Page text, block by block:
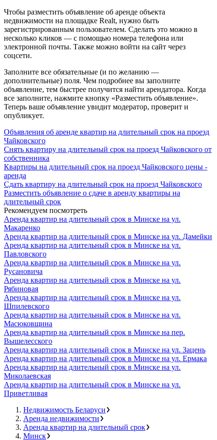
Чтобы разместить объявление об аренде объекта
недвижимости на площадке Realt, нужно быть
зарегистрированным пользователем. Сделать это можно в
несколько кликов — с помощью номера телефона или
электронной почты. Также можно войти на сайт через
соцсети.
Заполните все обязательные (и по желанию —
дополнительные) поля. Чем подробнее вы заполните
объявление, тем быстрее получится найти арендатора. Когда
все заполните, нажмите кнопку «Разместить объявление».
Теперь ваше объявление увидит модератор, проверит и
опубликует.
Объявления об аренде квартир на длительный срок на проезд
Чайковского
Снять квартиру на длительный срок на проезд Чайковского от
собственника
Квартиры на длительный срок на проезд Чайковского цены -
аренда
Сдать квартиру на длительный срок на проезд Чайковского
Разместить объявление о сдаче в аренду квартиры на
длительный срок
Рекомендуем посмотреть
Аренда квартир на длительный срок в Минске на ул.
Макаренко
Аренда квартир на длительный срок в Минске на ул. Дамейки
Аренда квартир на длительный срок в Минске на ул.
Павловского
Аренда квартир на длительный срок в Минске на ул.
Русановича
Аренда квартир на длительный срок в Минске на ул.
Рябиновая
Аренда квартир на длительный срок в Минске на ул.
Шпилевского
Аренда квартир на длительный срок в Минске на ул.
Масюковщина
Аренда квартир на длительный срок в Минске на пер.
Вышелесского
Аренда квартир на длительный срок в Минске на ул. Зацень
Аренда квартир на длительный срок в Минске на ул. Ермака
Аренда квартир на длительный срок в Минске на ул.
Миколаевская
Аренда квартир на длительный срок в Минске на ул.
Приветливая
Недвижимость Беларуси
Аренда недвижимости
Аренда квартир на длительный срок
Минск